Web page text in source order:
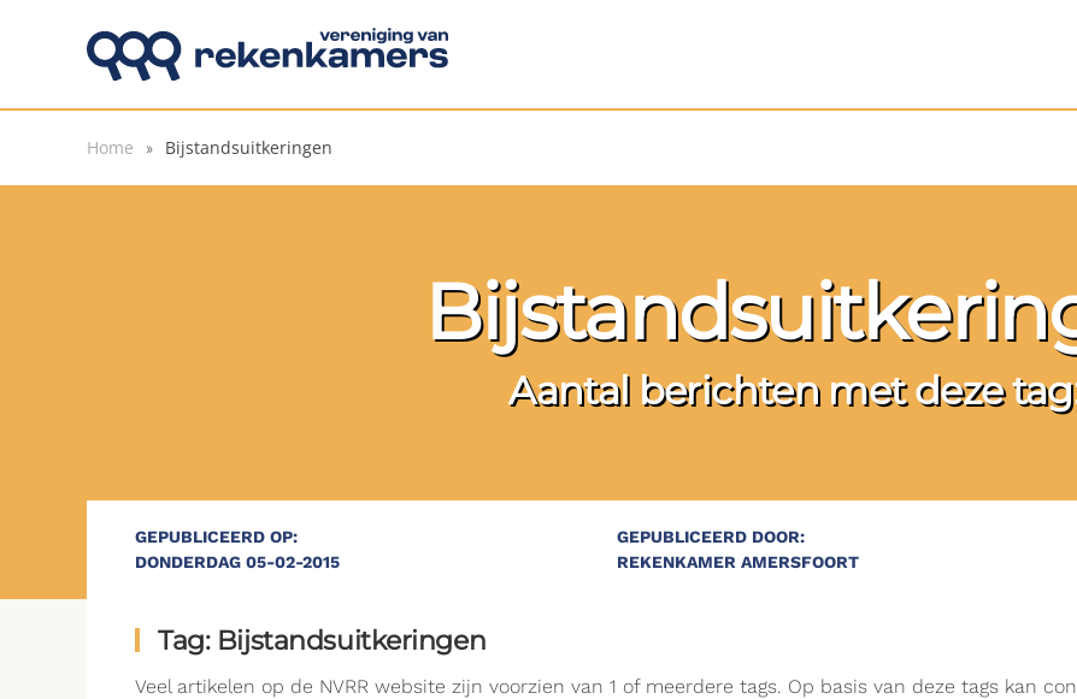
Overslaan en naar de inhoud gaan
Home Bijstandsuitkeringen
Aantal berichten met deze
GEPUBLICEERD OP:
DONDERDAG 05-02-2015
GEPUBLICEERD DOOR:
REKENKAMER AMERSFOORT
Tag: Bijstandsuitkeringen
Veel artikelen op de NVRR website zijn voorzien van 1 of meerdere tags. Op basis van deze tags kan